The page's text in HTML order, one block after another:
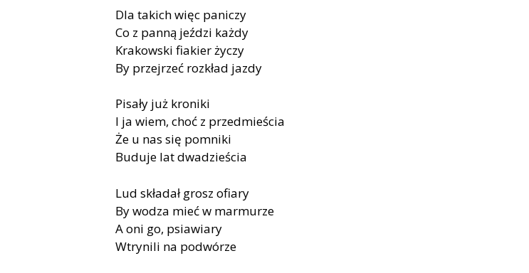
Dla takich więc paniczy
Co z panną jeździ każdy
Krakowski fiakier życzy
By przejrzeć rozkład jazdy
Pisały już kroniki
I ja wiem, choć z przedmieścia
Że u nas się pomniki
Buduje lat dwadzieścia
Lud składał grosz ofiary
By wodza mieć w marmurze
A oni go, psiawiary
Wtrynili na podwórze